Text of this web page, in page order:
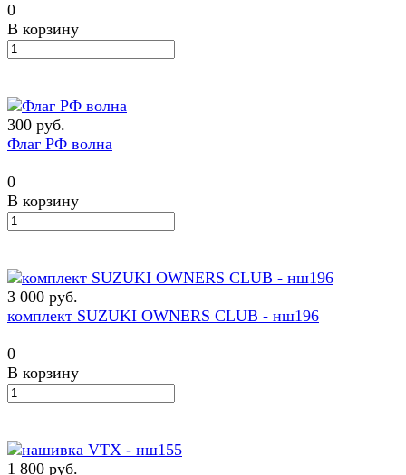
0
В корзину
300 руб.
Флаг РФ волна
0
В корзину
3 000 руб.
комплект SUZUKI OWNERS CLUB - нш196
0
В корзину
1 800 руб.